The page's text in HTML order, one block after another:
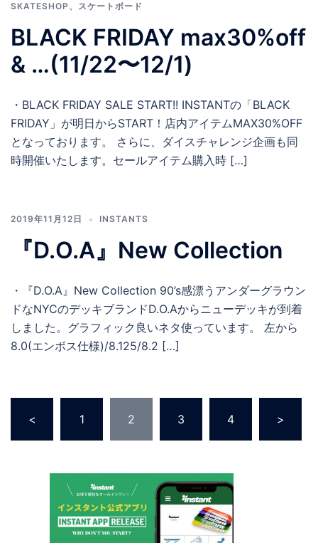
SKATESHOP 、 スケートボード
BLACK FRIDAY max30%off
& …(11/22〜12/1)
・BLACK FRIDAY SALE START!! INSTANTの「BLACK
FRIDAY」が明日からSTART！店内アイテムMAX30%OFF
となっております。 さらに、ダイスチャレンジ企画も同
時開催いたします。セールアイテム購入時 […]
2019年11月12日 INSTANTS
『D.O.A』New Collection
・『D.O.A』New Collection 90’s感漂うアンダーグラウン
ドなNYCのデッキブランドD.O.Aからニューデッキが到着
しました。グラフィック良いネタ使っています。 左から
8.0(エンボス仕様)/8.125/8.2 […]
の
< 1 2 3 4 >